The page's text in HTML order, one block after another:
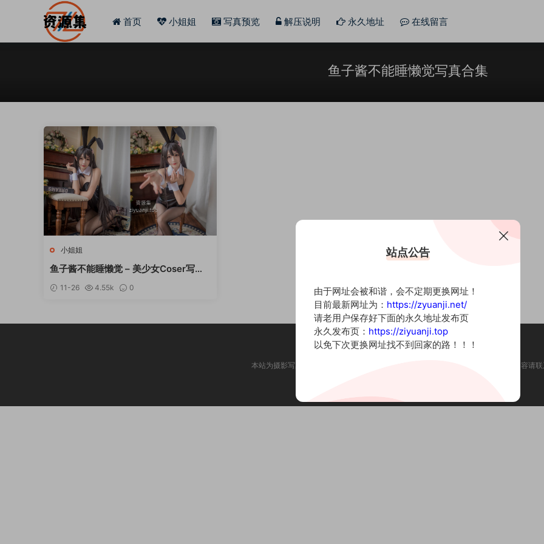
首页 小姐姐 写真预览 解压说明 永久地址 在线留言
鱼子酱不能睡懒觉写真合集
小姐姐
鱼子酱不能睡懒觉 – 美少女Coser写真
11-26 4.55k 0
本站为摄影写真图片网站，内容来自网络收集整理，仅作个人学习使用。如有违法内容请
站点公告
由于网址会被和谐，会不定期更换网址！
目前最新网址为： https://zyuanji.net/
请老用户保存好下面的永久地址发布页
永久发布页： https://ziyuanji.top
以免下次更换网址找不到回家的路！！！